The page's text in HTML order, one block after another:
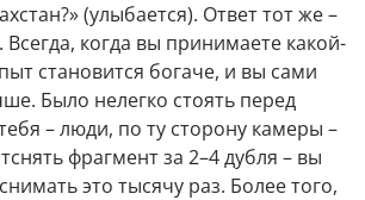
(улыбается). Ответ тот же –
когда вы принимаете какой-
становится богаче, и вы сами
Было нелегко стоять перед
– люди, по ту сторону камеры –
фрагмент за 2–4 дубля – вы
это тысячу раз. Более того,